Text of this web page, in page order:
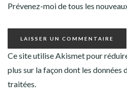
Prévenez-moi de tous les
Ce site utilise Akismet pour
plus sur la façon dont les données
traitées